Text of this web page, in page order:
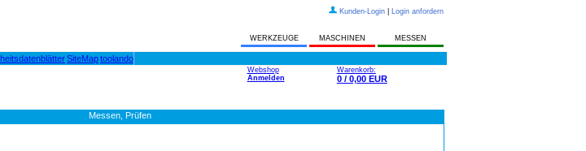
Kunden-Login Login anfordern
WERKZEUGE MASCHINEN MESSEN
SiteMaptoolando
Webshop
Anmelden
Warenkorb:
0 / 0,00 EUR
Messen, Prüfen